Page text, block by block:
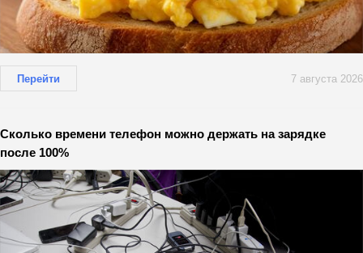
Перейти 7 августа 2026
Сколько времени телефон можно держать на зарядке
после 100%